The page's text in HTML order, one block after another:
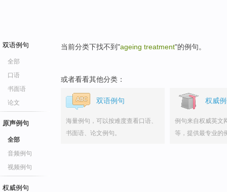
双语例句
全部
口语
书面语
论文
原声例句
全部
音频例句
视频例句
权威例句
当前分类下找不到"ageing treatment"的例句。
或者看看其他分类：
双语例句
海量例句，可以按难度查看口语、
书面语、论文例句。
权威
例句来自权威英文
等，提供最专业的